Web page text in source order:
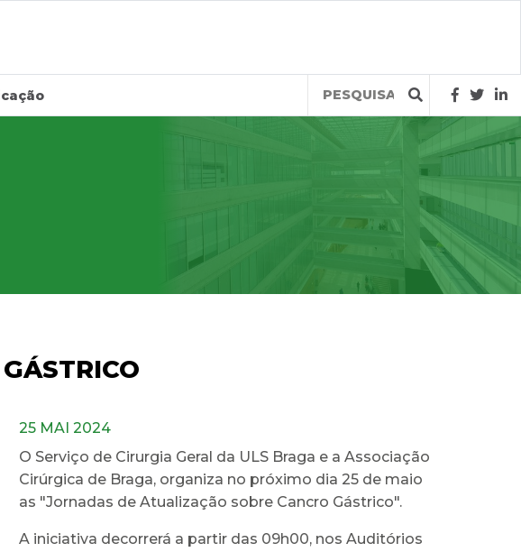
Query
25 MAI 2024
O Serviço de Cirurgia Geral da ULS Braga e a Associação
Cirúrgica de Braga, organiza no próximo dia 25 de maio
as "Jornadas de Atualização sobre Cancro Gástrico".
A iniciativa decorrerá a partir das 09h00, nos Auditórios